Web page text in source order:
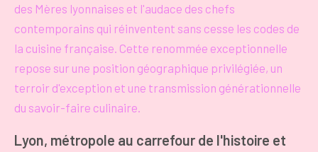
des Mères lyonnaises et l'audace des chefs
contemporains qui réinventent sans cesse les codes de
la cuisine française. Cette renommée exceptionnelle
repose sur une position géographique privilégiée, un
terroir d'exception et une transmission générationnelle
du savoir-faire culinaire.
Lyon, métropole au carrefour de l'histoire et